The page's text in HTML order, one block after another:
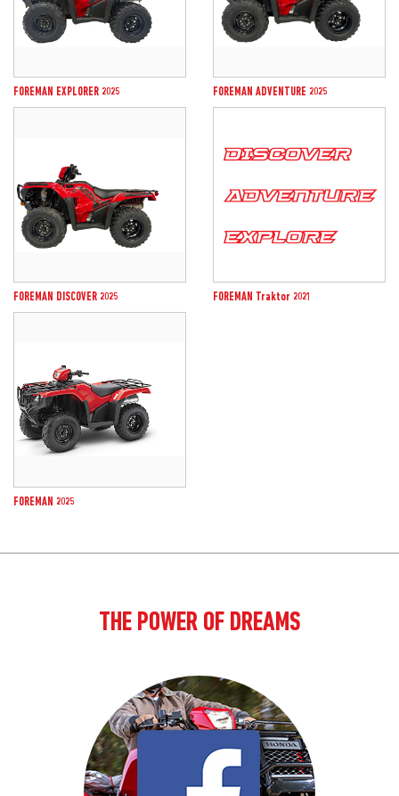
FOREMAN EXPLORER 2025 FOREMAN ADVENTURE 2025
FOREMAN DISCOVER 2025 FOREMAN Traktor 2021
FOREMAN 2025
THE POWER OF DREAMS